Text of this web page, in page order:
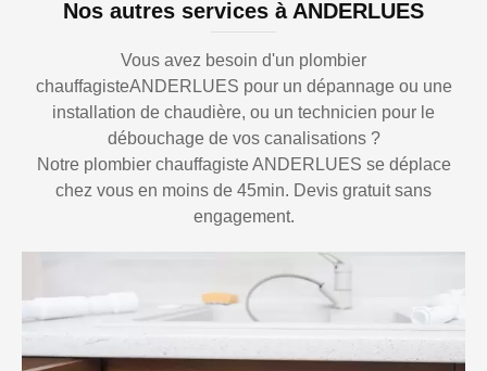
Nos autres services à ANDERLUES
Vous avez besoin d'un plombier
chauffagisteANDERLUES pour un dépannage ou une
installation de chaudière, ou un technicien pour le
débouchage de vos canalisations ?
Notre plombier chauffagiste ANDERLUES se déplace
chez vous en moins de 45min. Devis gratuit sans
engagement.